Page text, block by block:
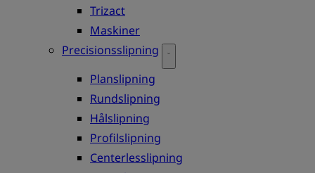
Trizact
Maskiner
Precisionsslipning
Planslipning
Rundslipning
Hålslipning
Profilslipning
Centerlesslipning